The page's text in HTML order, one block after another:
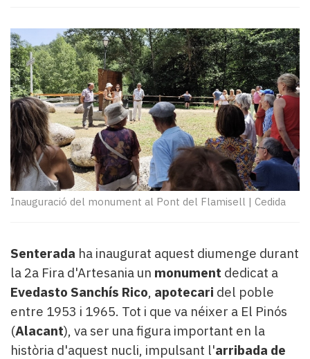
temps
Reportatges
Entrevistes
Enquestes
A
escena!
Dis
la
teva!
Subscriptors
La
Pallars
Contingut
patrocinat
Lo
més
llegit...
Editorial
Inauguració del monument al Pont del Flamisell | Cedida
Senterada ha inaugurat aquest diumenge durant
la 2a Fira d'Artesania un monument dedicat a
Evedasto Sanchís Rico, apotecari del poble
entre 1953 i 1965. Tot i que va néixer a El Pinós
(Alacant), va ser una figura important en la
història d'aquest nucli, impulsant l'arribada de